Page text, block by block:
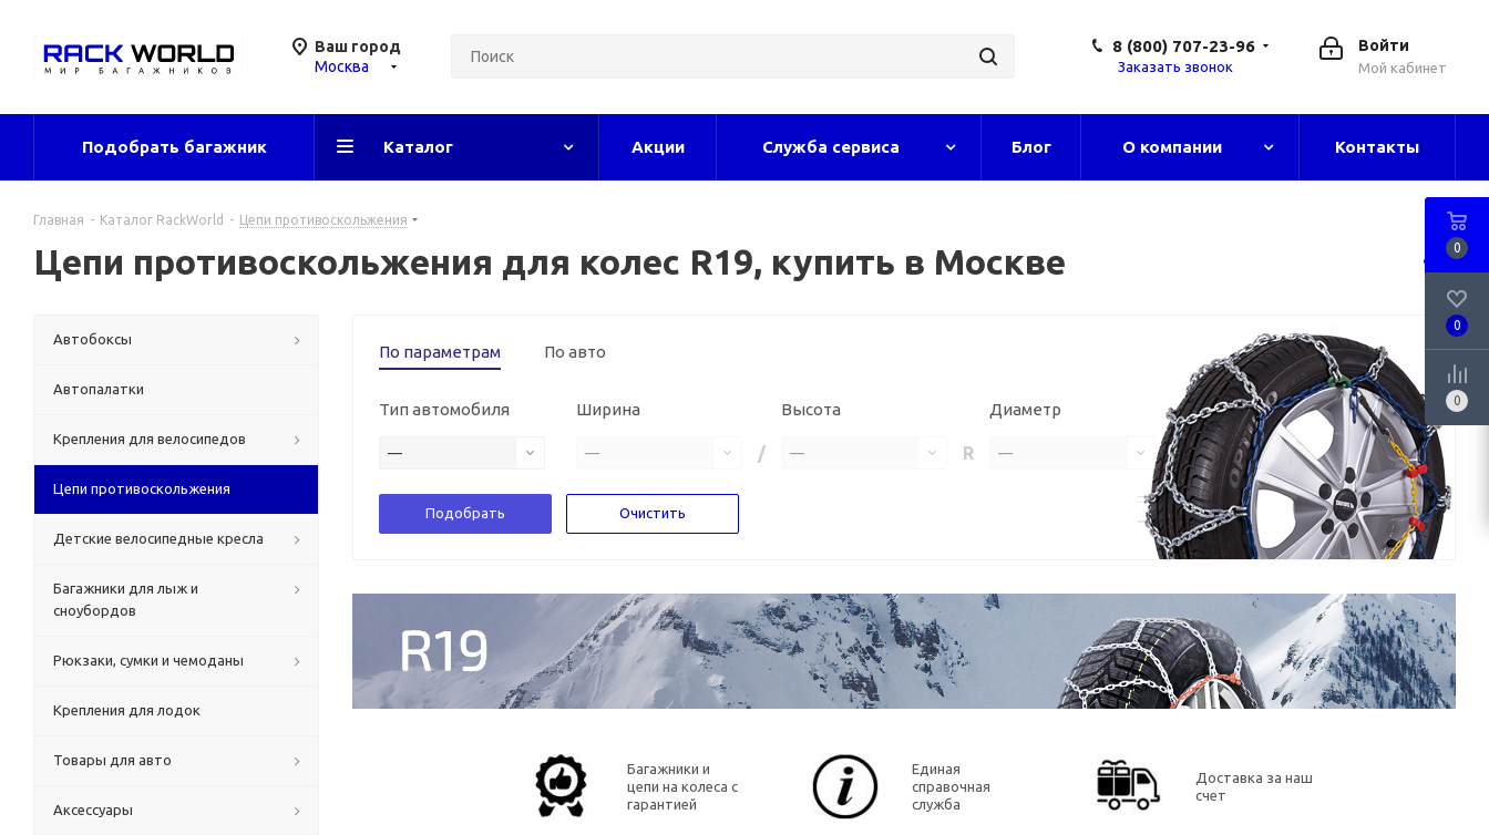
Ваш город
Москва
Войти
Мой кабинет
8 (800) 707-23-96
Заказать звонок
Подобрать багажник Каталог Акции Служба сервиса Блог О компании Контакты
Главная - Каталог RackWorld - Цепи противоскольжения
Цепи противоскольжения для колес R19, купить в Москве
По параметрам По авто
Тип автомобиля
—
Ширина
— /
Высота
— R
Диаметр
—
Подобрать Очистить
Багажники и
цепи на колеса с
гарантией
Единая
справочная
служба
Доставка за наш
счет
Автобоксы
Автопалатки
Крепления для велосипедов
Цепи противоскольжения
Детские велосипедные кресла
Багажники для лыж и
сноубордов
Рюкзаки, сумки и чемоданы
Крепления для лодок
Товары для авто
Аксессуары
0
0
0